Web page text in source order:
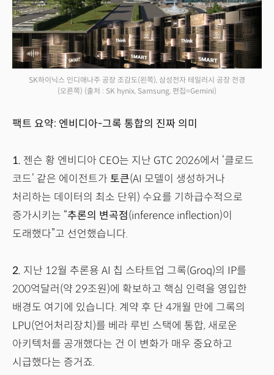
SK하이닉스 인디애나주 공장 조감도(왼쪽), 삼성전자 테일러시 공장 전경
(오른쪽) (출처 : SK hynix, Samsung, 편집=Gemini)
팩트 요약: 엔비디아-그록 통합의 진짜 의미
1. 젠슨 황 엔비디아 CEO는 지난 GTC 2026에서 ‘클로드
코드’ 같은 에이전트가 토큰(AI 모델이 생성하거나
처리하는 데이터의 최소 단위) 수요를 기하급수적으로
증가시키는 “추론의 변곡점(inference inflection)이
도래했다”고 선언했습니다.
2. 지난 12월 추론용 AI 칩 스타트업 그록(Groq)의 IP를
200억달러(약 29조원)에 확보하고 핵심 인력을 영입한
배경도 여기에 있습니다. 계약 후 단 4개월 만에 그록의
LPU(언어처리장치)를 베라 루빈 스택에 통합, 새로운
아키텍처를 공개했다는 건 이 변화가 매우 중요하고
시급했다는 증거죠.